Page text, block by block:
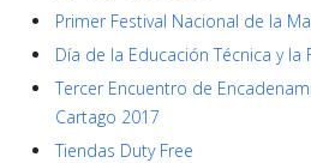
Primer Festival Nacional de la
Día de la Educación Técnica y
Tercer Encuentro de
Cartago 2017
Tiendas Duty Free